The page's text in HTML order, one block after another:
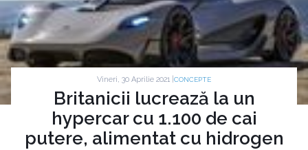
Vineri, 30 Aprilie 2021 | CONCEPTE
Britanicii lucrează la un
hypercar cu 1.100 de cai
putere, alimentat cu hidrogen